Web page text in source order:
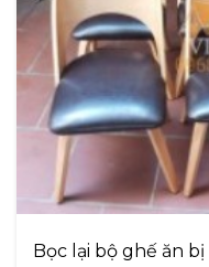
Bọc lại bộ ghế ăn